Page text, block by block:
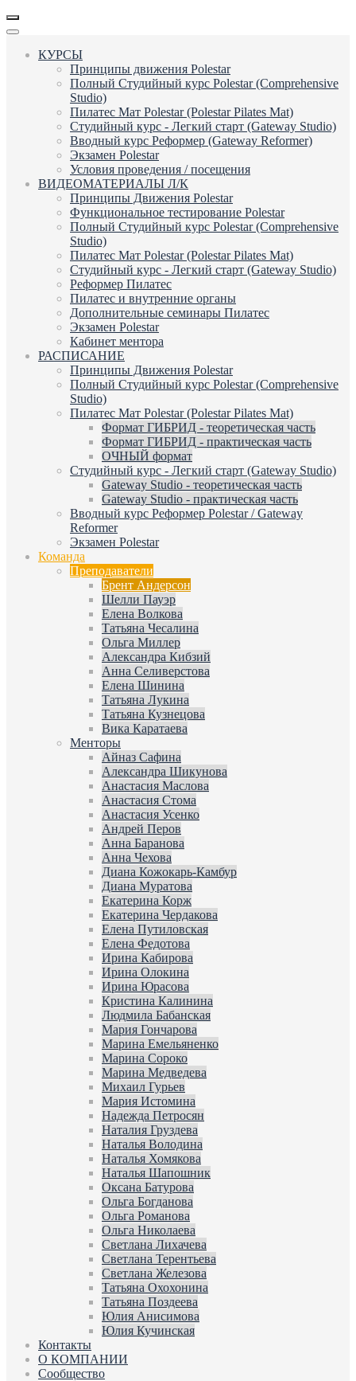
КУРСЫ
Принципы движения Polestar
Полный Студийный курс Polestar (Comprehensive
Studio)
Пилатес Мат Polestar (Polestar Pilates Mat)
Студийный курс - Легкий старт (Gateway Studio)
Вводный курс Реформер (Gateway Reformer)
Экзамен Polestar
Условия проведения / посещения
ВИДЕОМАТЕРИАЛЫ Л/К
Принципы Движения Polestar
Функциональное тестирование Polestar
Полный Студийный курс Polestar (Comprehensive
Studio)
Пилатес Мат Polestar (Polestar Pilates Mat)
Студийный курс - Легкий старт (Gateway Studio)
Реформер Пилатес
Пилатес и внутренние органы
Дополнительные семинары Пилатес
Экзамен Polestar
Кабинет ментора
РАСПИСАНИЕ
Принципы Движения Polestar
Полный Студийный курс Polestar (Comprehensive
Studio)
Пилатес Мат Polestar (Polestar Pilates Mat)
Формат ГИБРИД - теоретическая часть
Формат ГИБРИД - практическая часть
ОЧНЫЙ формат
Студийный курс - Легкий старт (Gateway Studio)
Gateway Studio - теоретическая часть
Gateway Studio - практическая часть
Вводный курс Реформер Polestar / Gateway
Reformer
Экзамен Polestar
Команда
Преподаватели
Брент Андерсон
Шелли Пауэр
Елена Волкова
Татьяна Чесалина
Ольга Миллер
Александра Кибзий
Анна Селиверстова
Елена Шинина
Татьяна Лукина
Татьяна Кузнецова
Вика Каратаева
Менторы
Айназ Сафина
Александра Шикунова
Анастасия Маслова
Анастасия Стома
Анастасия Усенко
Андрей Перов
Анна Баранова
Анна Чехова
Диана Кожокарь-Камбур
Диана Муратова
Екатерина Корж
Екатерина Чердакова
Елена Путиловская
Елена Федотова
Ирина Кабирова
Ирина Олокина
Ирина Юрасова
Кристина Калинина
Людмила Бабанская
Мария Гончарова
Марина Емельяненко
Марина Сороко
Марина Медведева
Михаил Гурьев
Мария Истомина
Надежда Петросян
Наталия Груздева
Наталья Володина
Наталья Хомякова
Наталья Шапошник
Оксана Батурова
Ольга Богданова
Ольга Романова
Ольга Николаева
Светлана Лихачева
Светлана Терентьева
Светлана Железова
Татьяна Охохонина
Татьяна Поздеева
Юлия Анисимова
Юлия Кучинская
Контакты
О КОМПАНИИ
Сообщество